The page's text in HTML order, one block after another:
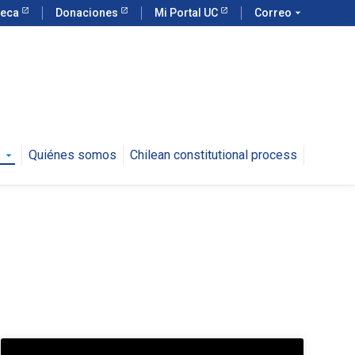
Donaciones Mi Portal UC Correo arrow_drop_down
arrow_drop_down Quiénes somos Chilean constitutional process